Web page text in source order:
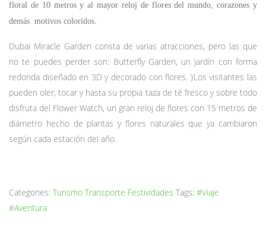
floral de 10 metros y al mayor reloj de flores del mundo, corazones y
demás motivos coloridos.
Dubai Miracle Garden consta de varias atracciones, pero las que
no te puedes perder son: Butterfly Garden, un jardín con forma
redonda diseñado en 3D y decorado con flores. }Los visitantes las
pueden oler, tocar y hasta su propia taza de té fresco y sobre todo
disfruta del Flower Watch, un gran reloj de flores con 15 metros de
diámetro hecho de plantas y flores naturales que ya cambiaron
según cada estación del año.
Categories: Turismo Transporte Festividades Tags: #Viaje
#Aventura